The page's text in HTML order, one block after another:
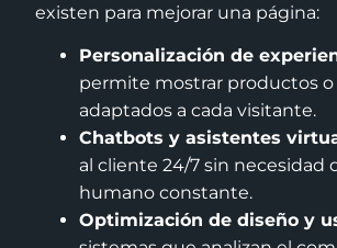
existen para mejorar una página:
Personalización de
permite mostrar productos
adaptados a cada visitante.
Chatbots y asistentes
al cliente 24/7 sin necesidad
humano constante.
Optimización de diseño y